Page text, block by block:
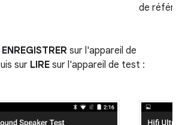
de
ENREGISTRER sur l'appareil de
sur LIRE sur l'appareil de test :